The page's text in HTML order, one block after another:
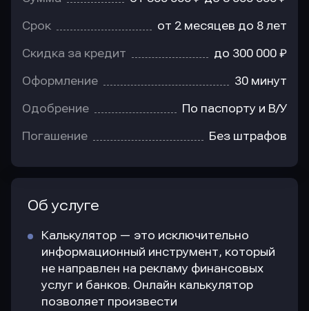
Срок от 2 месяцев до 8 лет
Скидка за кредит до 300 000 ₽
Оформление 30 минут
Одобрение По паспорту и В/У
Погашение Без штрафов
Об услуге
Калькулятор — это исключительно
информационный инструмент, который
не направлен на рекламу финансовых
услуг и банков. Онлайн калькулятор
позволяет произвести